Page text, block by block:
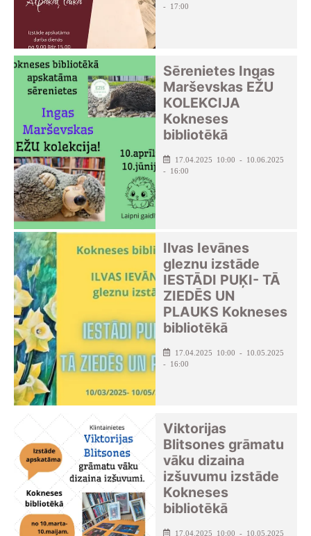
- 17:00
Sērenietes Ingas
Marševskas EŽU
KOLEKCIJA
Kokneses
bibliotēkā
17.04.2025 10:00 - 10.06.2025
- 16:00
Ilvas Ievānes
gleznu izstāde
IESTĀDI PUĶI- TĀ
ZIEDĒS UN
PLAUKS Kokneses
bibliotēkā
17.04.2025 10:00 - 10.05.2025
- 16:00
Viktorijas
Blitsones grāmatu
vāku dizaina
izšuvumu izstāde
Kokneses
bibliotēkā
17.04.2025 10:00 - 10.05.2025